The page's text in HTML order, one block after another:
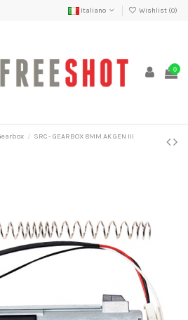
Italiano Wishlist (0)
0
SRC - GEARBOX 8MM AK GEN III